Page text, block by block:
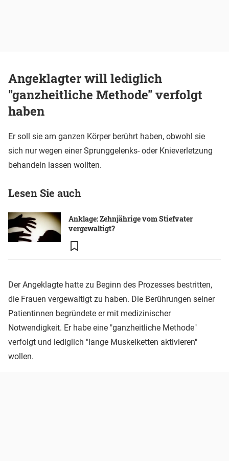
Angeklagter will lediglich
"ganzheitliche Methode" verfolgt
haben
Er soll sie am ganzen Körper berührt haben, obwohl sie
sich nur wegen einer Sprunggelenks- oder Knieverletzung
behandeln lassen wollten.
Lesen Sie auch
Anklage: Zehnjährige vom Stiefvater
vergewaltigt?
Der Angeklagte hatte zu Beginn des Prozesses bestritten,
die Frauen vergewaltigt zu haben. Die Berührungen seiner
Patientinnen begründete er mit medizinischer
Notwendigkeit. Er habe eine "ganzheitliche Methode"
verfolgt und lediglich "lange Muskelketten aktivieren"
wollen.